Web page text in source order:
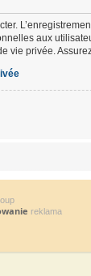
aux
vie privée.
reklama